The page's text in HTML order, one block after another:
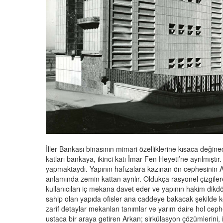
İller Bankası binasının mimari özelliklerine kısaca
katları bankaya, ikinci katı İmar Fen Heyeti’ne
yapmaktaydı. Yapının hafızalara kazınan ön
anlamında zemin kattan ayrılır. Oldukça rasyonel
kullanıcıları iç mekana davet eder ve yapının hakim
sahip olan yapıda ofisler ana caddeye bakacak şekilde
zarif detaylar mekanları tanımlar ve yarım daire hol
ustaca bir araya getiren Arkan; sirkülasyon